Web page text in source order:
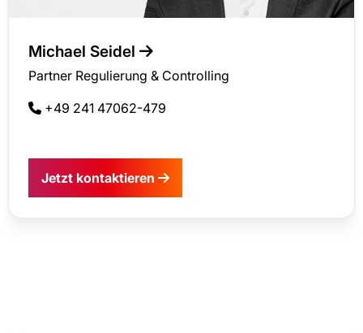
Michael Seidel
Partner Regulierung & Controlling
+49 241 47062-479
Jetzt kontaktieren